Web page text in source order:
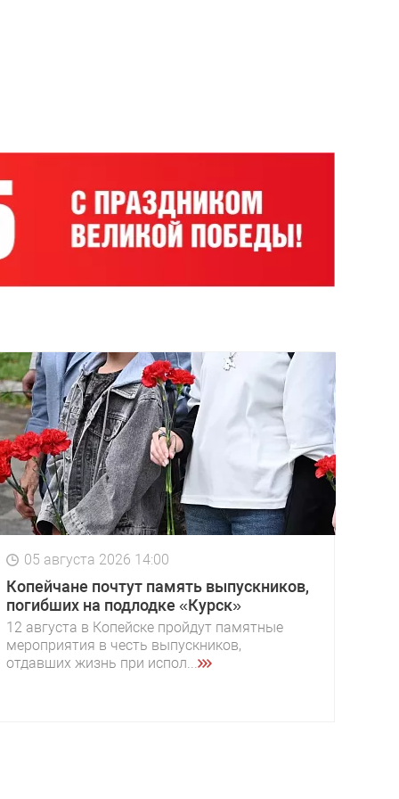
05 августа 2026 14:00
Копейчане почтут память выпускников,
погибших на подлодке «Курск»
12 августа в Копейске пройдут памятные
мероприятия в честь выпускников,
отдавших жизнь при испол...